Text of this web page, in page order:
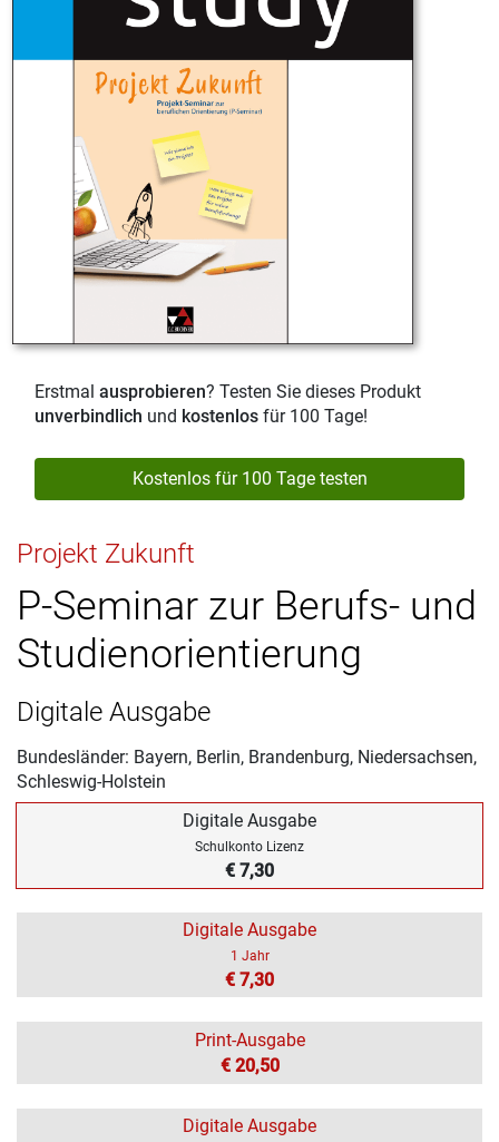
Erstmal ausprobieren? Testen Sie dieses Produkt
unverbindlich und kostenlos für 100 Tage!
Kostenlos für 100 Tage testen
Projekt Zukunft
P-Seminar zur Berufs- und
Studienorientierung
Digitale Ausgabe
Bundesländer: Bayern, Berlin, Brandenburg, Niedersachsen,
Schleswig-Holstein
Digitale Ausgabe
Schulkonto Lizenz
€ 7,30
Digitale Ausgabe
1 Jahr
€ 7,30
Print-Ausgabe
€ 20,50
Digitale Ausgabe